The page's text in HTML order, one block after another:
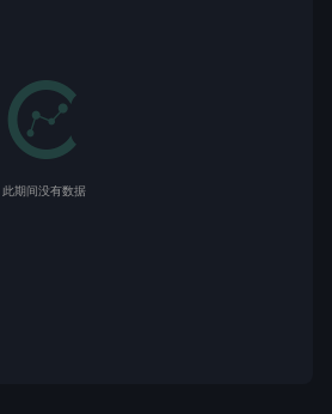
此期间没有数据